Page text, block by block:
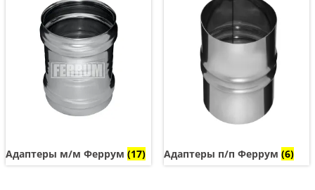
Адаптеры м/м Феррум (17) Адаптеры п/п Феррум (6)